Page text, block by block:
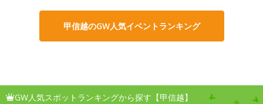
甲信越のGW人気イベントランキング
GW人気スポットランキングから探す【甲信越】